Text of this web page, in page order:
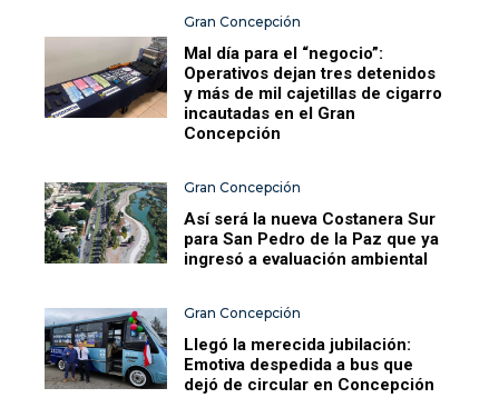
Gran Concepción
Mal día para el “negocio”:
Operativos dejan tres detenidos
y más de mil cajetillas de cigarro
incautadas en el Gran
Concepción
Gran Concepción
Así será la nueva Costanera Sur
para San Pedro de la Paz que ya
ingresó a evaluación ambiental
Gran Concepción
Llegó la merecida jubilación:
Emotiva despedida a bus que
dejó de circular en Concepción